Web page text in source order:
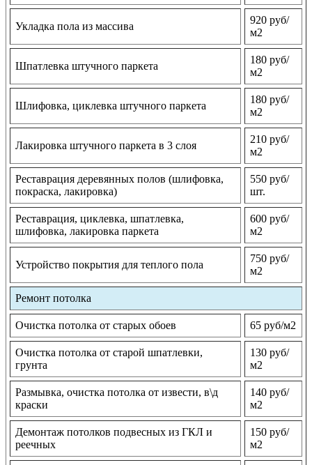
Укладка пола из массива
920 руб/
м2
Шпатлевка штучного паркета
180 руб/
м2
Шлифовка, циклевка штучного паркета
180 руб/
м2
Лакировка штучного паркета в 3 слоя
210 руб/
м2
Реставрация деревянных полов (шлифовка,
покраска, лакировка)
550 руб/
шт.
Реставрация, циклевка, шпатлевка,
шлифовка, лакировка паркета
600 руб/
м2
Устройство покрытия для теплого пола
750 руб/
м2
Ремонт потолка
Очистка потолка от старых обоев 65 руб/м2
Очистка потолка от старой шпатлевки,
грунта
130 руб/
м2
Размывка, очистка потолка от извести, в\д
краски
140 руб/
м2
Демонтаж потолков подвесных из ГКЛ и
реечных
150 руб/
м2